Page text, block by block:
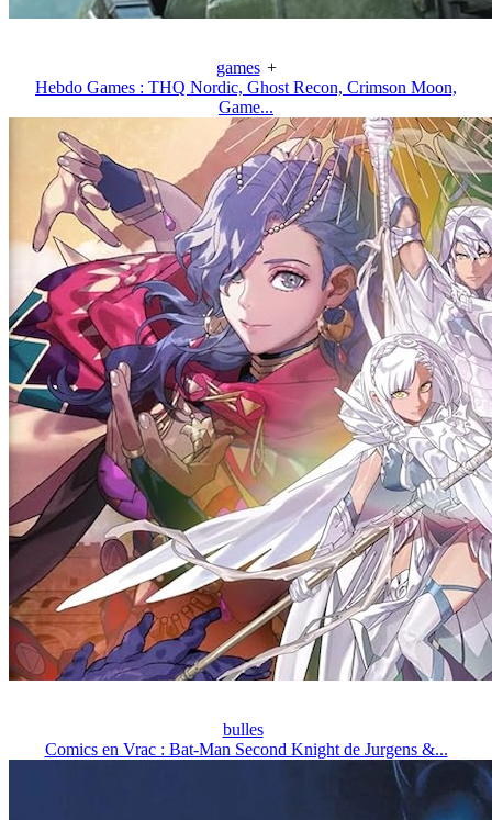
games +
Hebdo Games : THQ Nordic, Ghost Recon, Crimson Moon,
Game...
bulles
Comics en Vrac : Bat-Man Second Knight de Jurgens &...